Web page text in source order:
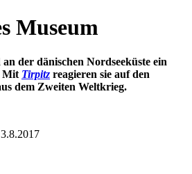
Museum
der dänischen Nordseeküste ein
Mit Tirpitz reagieren sie auf den
dem Zweiten Weltkrieg.